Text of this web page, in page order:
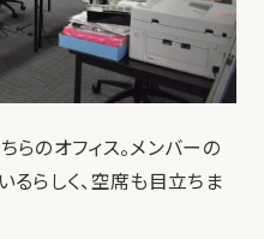
のオフィス。メンバーの
らしく、空席も目立ちま